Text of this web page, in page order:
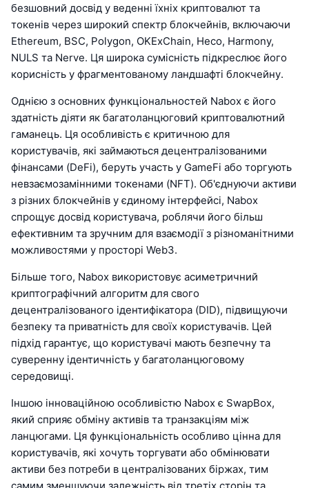
безшовний досвід у веденні їхніх криптовалют та
токенів через широкий спектр блокчейнів, включаючи
Ethereum, BSC, Polygon, OKExChain, Heco, Harmony,
NULS та Nerve. Ця широка сумісність підкреслює його
корисність у фрагментованому ландшафті блокчейну.
Однією з основних функціональностей Nabox є його
здатність діяти як багатоланцюговий криптовалютний
гаманець. Ця особливість є критичною для
користувачів, які займаються децентралізованими
фінансами (DeFi), беруть участь у GameFi або торгують
невзаємозамінними токенами (NFT). Об'єднуючи активи
з різних блокчейнів у єдиному інтерфейсі, Nabox
спрощує досвід користувача, роблячи його більш
ефективним та зручним для взаємодії з різноманітними
можливостями у просторі Web3.
Більше того, Nabox використовує асиметричний
криптографічний алгоритм для свого
децентралізованого ідентифікатора (DID), підвищуючи
безпеку та приватність для своїх користувачів. Цей
підхід гарантує, що користувачі мають безпечну та
суверенну ідентичність у багатоланцюговому
середовищі.
Іншою інноваційною особливістю Nabox є SwapBox,
який сприяє обміну активів та транзакціям між
ланцюгами. Ця функціональність особливо цінна для
користувачів, які хочуть торгувати або обмінювати
активи без потреби в централізованих біржах, тим